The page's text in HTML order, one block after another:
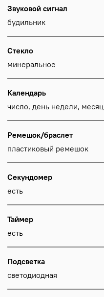
Звуковой сигнал
будильник
Стекло
минеральное
Календарь
число, день недели, месяц
Ремешок/браслет
пластиковый ремешок
Секундомер
есть
Таймер
есть
Подсветка
светодиодная